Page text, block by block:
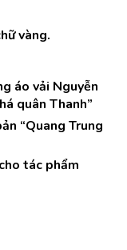
vàng.
áo vải Nguyễn
quân Thanh”
“Quang Trung
tác phẩm